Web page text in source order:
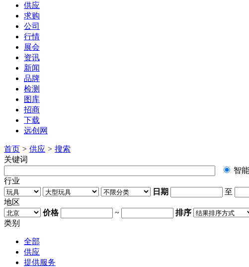
供应
求购
公司
行情
展会
资讯
新闻
品牌
检测
图库
招商
下载
远创网
首页 > 供应 > 搜索
关键词
智能
行业
日期
至
地区
价格
~
排序
类别
全部
供应
提供服务